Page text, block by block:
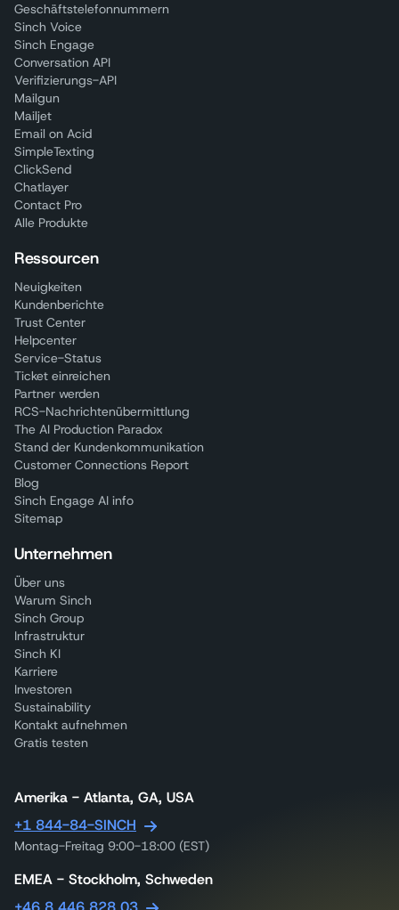
Geschäftstelefonnummern
Sinch Voice
Sinch Engage
Conversation API
Verifizierungs-API
Mailgun
Mailjet
Email on Acid
SimpleTexting
ClickSend
Chatlayer
Contact Pro
Alle Produkte
Ressourcen
Neuigkeiten
Kundenberichte
Trust Center
Helpcenter
Service-Status
Ticket einreichen
Partner werden
RCS-Nachrichtenübermittlung
The AI Production Paradox
Stand der Kundenkommunikation
Customer Connections Report
Blog
Sinch Engage AI info
Sitemap
Unternehmen
Über uns
Warum Sinch
Sinch Group
Infrastruktur
Sinch KI
Karriere
Investoren
Sustainability
Kontakt aufnehmen
Gratis testen
Amerika - Atlanta, GA, USA
+1 844-84-SINCH
Montag-Freitag 9:00-18:00 (EST)
EMEA - Stockholm, Schweden